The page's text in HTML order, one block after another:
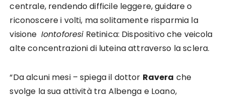
centrale, rendendo difficile leggere, guidare o
riconoscere i volti, ma solitamente risparmia la
visione Iontoforesi Retinica: Dispositivo che veicola
alte concentrazioni di luteina attraverso la sclera.
“Da alcuni mesi – spiega il dottor Ravera che
svolge la sua attività tra Albenga e Loano,